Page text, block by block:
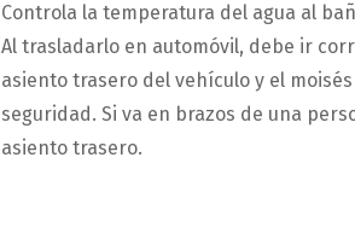
Controla la temperatura del agua al
Al trasladarlo en automóvil, debe ir
asiento trasero del vehículo y el
seguridad. Si va en brazos de una
asiento trasero.